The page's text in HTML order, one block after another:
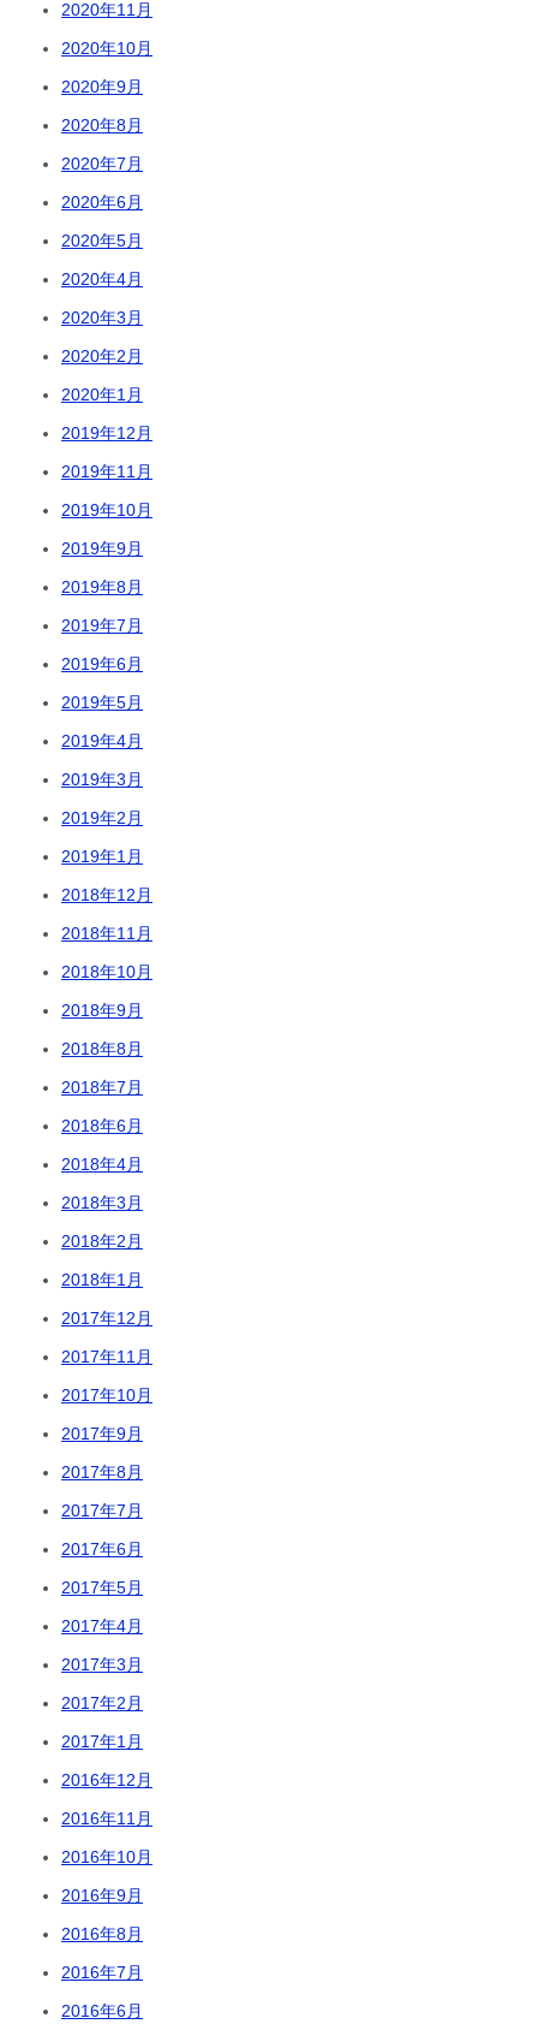
2020年11月
2020年10月
2020年9月
2020年8月
2020年7月
2020年6月
2020年5月
2020年4月
2020年3月
2020年2月
2020年1月
2019年12月
2019年11月
2019年10月
2019年9月
2019年8月
2019年7月
2019年6月
2019年5月
2019年4月
2019年3月
2019年2月
2019年1月
2018年12月
2018年11月
2018年10月
2018年9月
2018年8月
2018年7月
2018年6月
2018年4月
2018年3月
2018年2月
2018年1月
2017年12月
2017年11月
2017年10月
2017年9月
2017年8月
2017年7月
2017年6月
2017年5月
2017年4月
2017年3月
2017年2月
2017年1月
2016年12月
2016年11月
2016年10月
2016年9月
2016年8月
2016年7月
2016年6月